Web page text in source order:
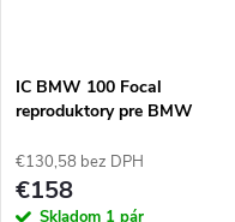
IC BMW 100 Focal
reproduktory pre BMW
€130,58 bez DPH
€158
Skladom 1 pár